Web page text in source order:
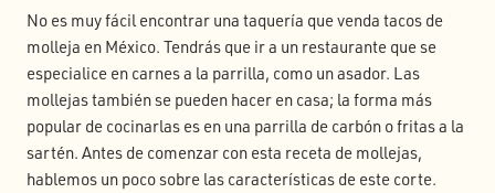
No es muy fácil encontrar una taquería que venda tacos de
molleja en México. Tendrás que ir a un restaurante que se
especialice en carnes a la parrilla, como un asador. Las
mollejas también se pueden hacer en casa; la forma más
popular de cocinarlas es en una parrilla de carbón o fritas a la
sartén. Antes de comenzar con esta receta de mollejas,
hablemos un poco sobre las características de este corte.